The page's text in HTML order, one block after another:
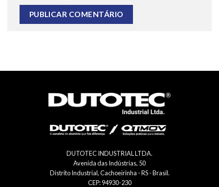
DUTOTEC INDUSTRIAL LTDA.
Avenida das Indústrias, 50
Distrito Industrial, Cachoeirinha - RS - Brasil.
CEP: 94930-230